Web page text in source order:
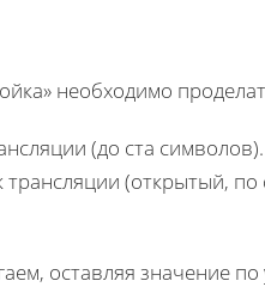
необходимо
(до ста символов).
(открытый,
оставляя значение